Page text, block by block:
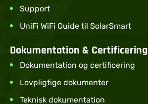
Support
UniFi WiFi Guide til SolarSmart
Dokumentation & Certificering
Dokumentation og certificering
Lovpligtige dokumenter
Teknisk dokumentation